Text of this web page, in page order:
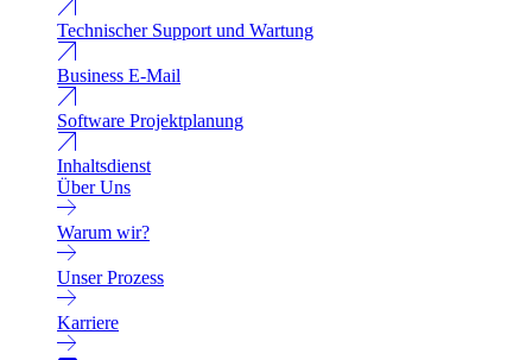
Technischer Support und Wartung
Business E-Mail
Software Projektplanung
Inhaltsdienst
Über Uns
Warum wir?
Unser Prozess
Karriere